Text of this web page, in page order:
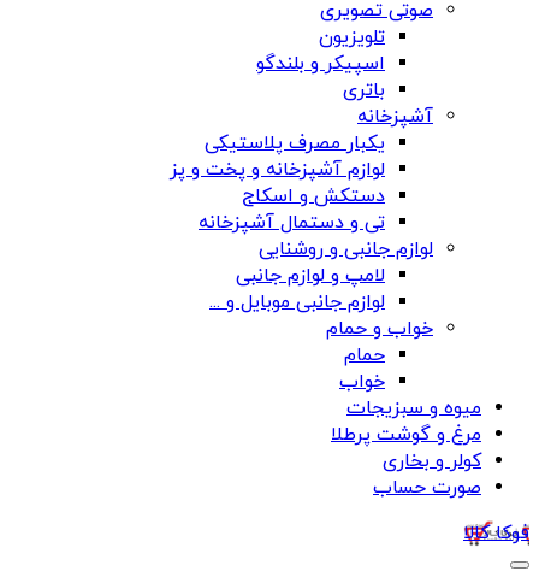
صوتی تصویری
تلویزیون
اسپیکر و بلندگو
باتری
آشپزخانه
یکبار مصرف پلاستیکی
لوازم آشپزخانه و پخت و پز
دستکش و اسکاج
تی و دستمال آشپزخانه
لوازم جانبی و روشنایی
لامپ و لوازم جانبی
لوازم جانبی موبایل و ...
خواب و حمام
حمام
خواب
میوه و سبزیجات
مرغ و گوشت پرطلا
کولر و بخاری
صورت حساب
فوکا کالا